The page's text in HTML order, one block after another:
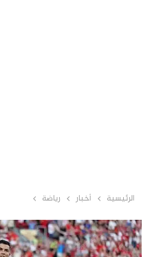
الرئيسية أخبار رياضة